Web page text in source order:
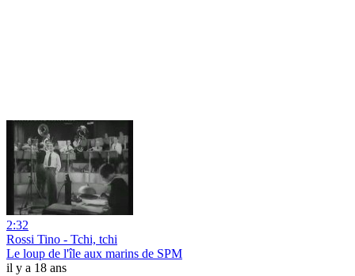
2:32
Rossi Tino - Tchi, tchi
Le loup de l'île aux marins de SPM
il y a 18 ans